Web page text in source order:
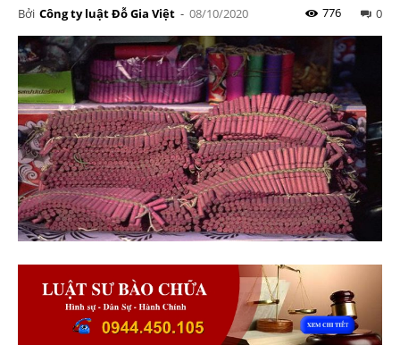
Bởi Công ty luật Đỗ Gia Việt - 08/10/2020 0
776